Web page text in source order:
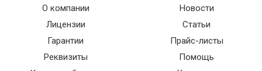
О компании
Лицензии
Гарантии
Реквизиты
Новости
Статьи
Прайс-листы
Помощь